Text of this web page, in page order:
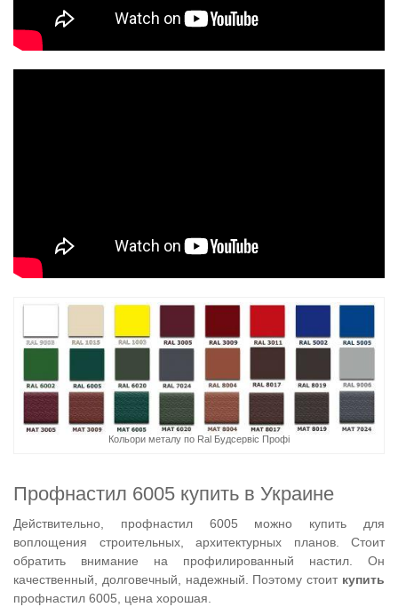
Кольори металу по Ral Будсервіс Профі
Профнастил 6005 купить в Украине
Действительно, профнастил 6005 можно купить для
воплощения строительных, архитектурных планов. Стоит
обратить внимание на профилированный настил. Он
качественный, долговечный, надежный. Поэтому стоит купить
профнастил 6005, цена хорошая.